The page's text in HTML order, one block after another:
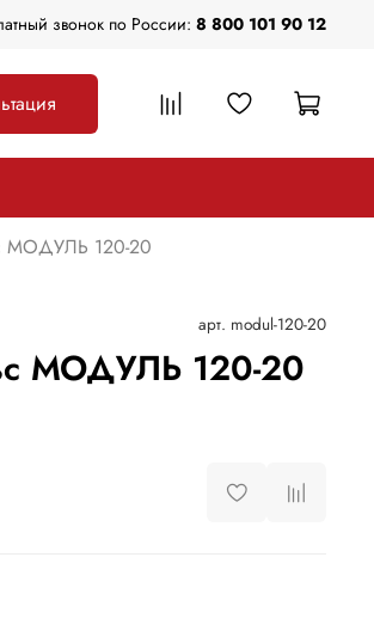
звонок по России: 8 800 101 90 12
МОДУЛЬ 120-20
арт. modul-120-20
МОДУЛЬ 120-20